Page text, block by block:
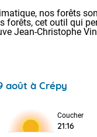
nos forêts
forêts, cet outil qui
Jean-Christophe
août à Crépy
Coucher
21:16
Voici les
: 20/27 Paris
Clermont-Fd